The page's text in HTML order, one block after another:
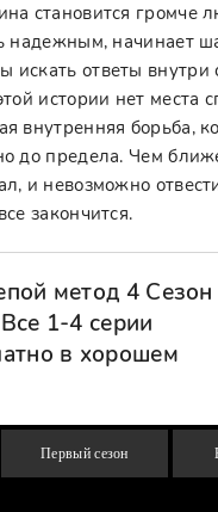
становится громче
надежным, начинает
искать ответы внутри
истории нет места
внутренняя борьба,
до предела. Чем
и невозможно
закончится.
метод 4 Сезон
1-4 серии
в хорошем
Первый сезон